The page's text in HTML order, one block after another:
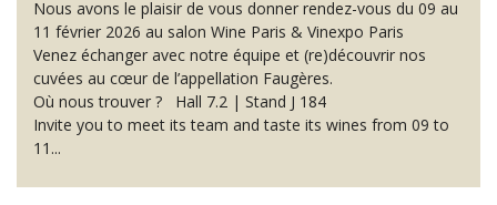
Nous avons le plaisir de vous donner rendez-vous du 09 au
11 février 2026 au salon Wine Paris & Vinexpo Paris
Venez échanger avec notre équipe et (re)découvrir nos
cuvées au cœur de l’appellation Faugères.
Où nous trouver ? Hall 7.2 | Stand J 184
Invite you to meet its team and taste its wines from 09 to
11...